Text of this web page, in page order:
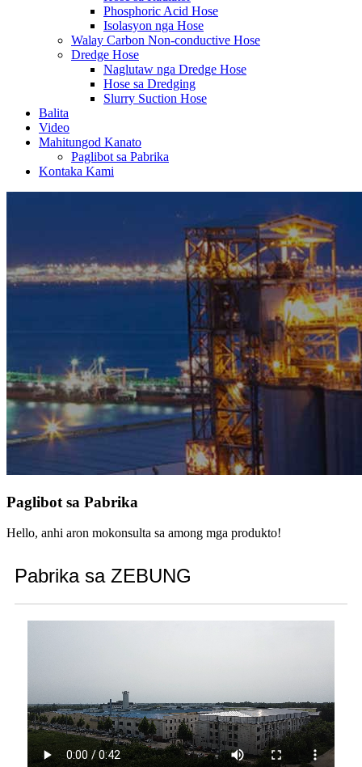
Phosphoric Acid Hose
Isolasyon nga Hose
Walay Carbon Non-conductive Hose
Dredge Hose
Naglutaw nga Dredge Hose
Hose sa Dredging
Slurry Suction Hose
Balita
Video
Mahitungod Kanato
Paglibot sa Pabrika
Kontaka Kami
Paglibot sa Pabrika
Hello, anhi aron mokonsulta sa among mga produkto!
Pabrika sa ZEBUNG